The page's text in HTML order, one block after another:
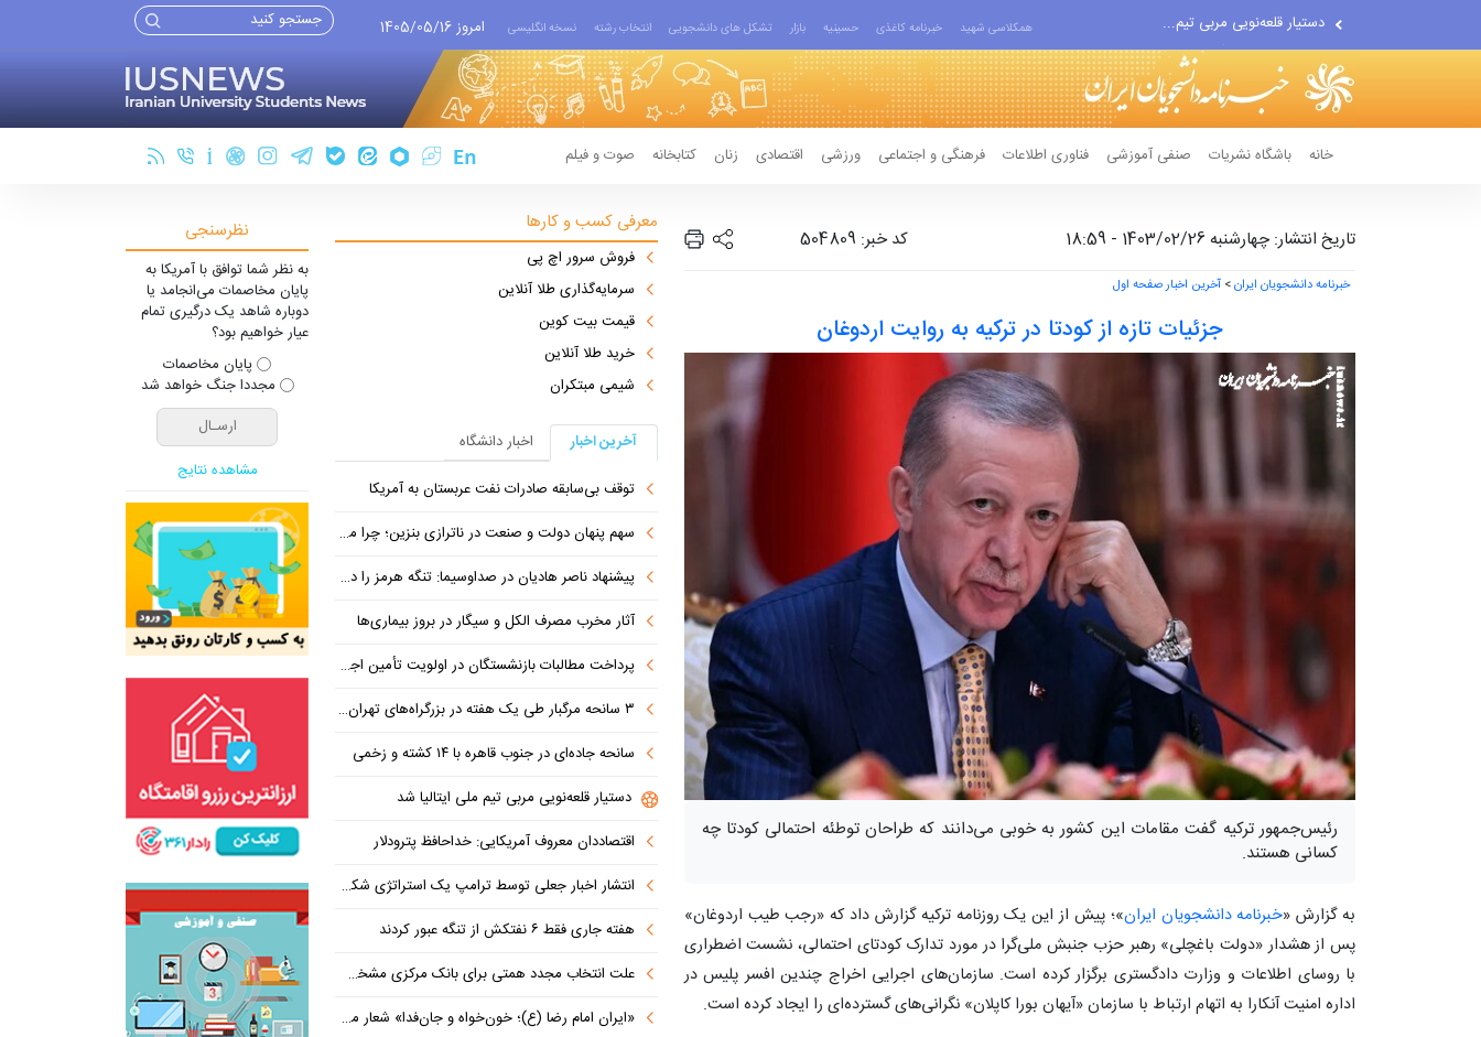
اقتصاددان معروف آمریکایی:...
انتشار اخبار جعلی توسط...
همکلاسی شهید خبرنامه کاغذی حسینیه بازار تشکل های دانشجویی انتخاب رشته نسخه انگلیسی امروز 1405/05/16
خانه باشگاه نشریات صنفی آموزشی فناوری اطلاعات فرهنگی و اجتماعی ورزشی اقتصادی زنان کتابخانه صوت و فیلم
تاریخ انتشار: چهارشنبه 1403/02/26 - 18:59 کد خبر: 504809
خبرنامه دانشجویان ایران> آخرین اخبار صفحه اول
جزئیات تازه از کودتا در ترکیه به روایت اردوغان
رئیس‌جمهور ترکیه گفت مقامات این کشور به خوبی می‌دانند که طراحان توطئه احتمالی کودتا چه
کسانی هستند.
به گزارش «خبرنامه دانشجویان ایران»؛ پیش از این یک روزنامه ترکیه گزارش داد که «رجب طیب اردوغان»
پس از هشدار «دولت باغچلی» رهبر حزب جنبش ملی‌گرا در مورد تدارک کودتای احتمالی، نشست اضطراری
با روسای اطلاعات و وزارت دادگستری برگزار کرده است. سازمان‌های اجرایی اخراج چندین افسر پلیس در
اداره امنیت آنکارا به اتهام ارتباط با سازمان «آیهان بورا کاپلان» نگرانی‌های گسترده‌ای را ایجاد کرده است.
معرفی کسب و کارها
فروش سرور اچ پی
سرمایه‌گذاری طلا آنلاین
قیمت بیت کوین
خرید طلا آنلاین
شیمی مبتکران
آخرین اخبار
اخبار دانشگاه
توقف بی‌سابقه صادرات نفت عربستان به آمریکا
سهم پنهان دولت و صنعت در ناترازی بنزین؛ چرا مردم مقصر اصلی نیستند؟
پیشنهاد ناصر هادیان در صداوسیما: تنگه هرمز را در ازای رفع تحریم معامله کنیم
آثار مخرب مصرف الکل و سیگار در بروز بیماری‌ها
پرداخت مطالبات بازنشستگان در اولویت تأمین اجتماعی؛ پیگیری برای تأمین منابع ادامه دارد
۳ سانحه مرگبار طی یک هفته در بزرگراه‌های تهران؛ هشدار دوباره به رانندگان و عابران
سانحه جاده‌ای در جنوب قاهره با ۱۴ کشته و زخمی
دستیار قلعه‌نویی مربی تیم ملی ایتالیا شد
اقتصاددان معروف آمریکایی: خداحافظ پترودلار
انتشار اخبار جعلی توسط ترامپ یک استراتژی شکست خورده است
هفته جاری فقط ۶ نفتکش از تنگه عبور کردند
علت انتخاب مجدد همتی برای بانک مرکزی مشخص شد: پزشکیان هنوز هم متوجه نشده است چرا همتی استیضاح شد!
«ایران امام رضا (ع)؛ خون‌خواه و جان‌فدا» شعار محوری دهه پایانی صفر شد
نظرسنجی
به نظر شما توافق با آمریکا به
پایان مخاصمات می‌انجامد یا
دوباره شاهد یک درگیری تمام
عیار خواهیم بود؟
پایان مخاصمات
مجددا جنگ خواهد شد
مشاهده نتایج